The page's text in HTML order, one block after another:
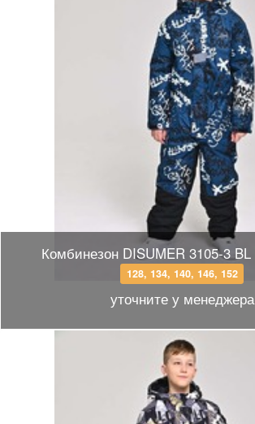
Комбинезон DISUMER 3105-3 BL
128, 134, 140, 146, 152
уточните у менеджера